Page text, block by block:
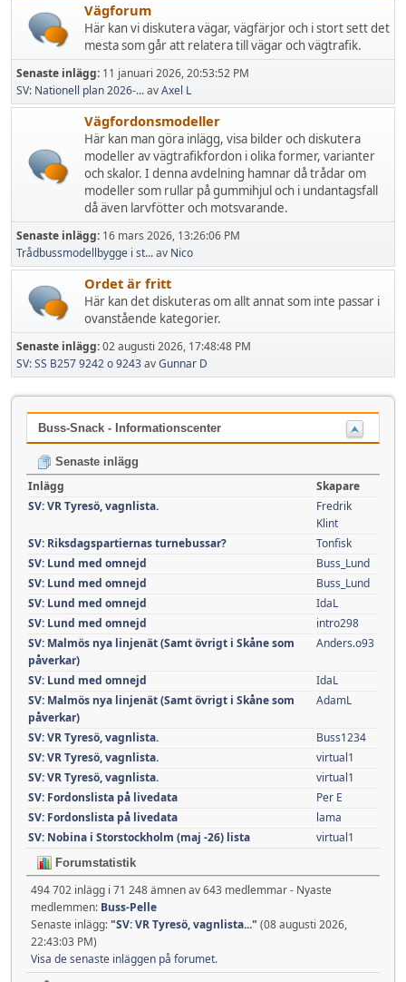
Vägforum
Här kan vi diskutera vägar, vägfärjor och i stort sett det
mesta som går att relatera till vägar och vägtrafik.
Senaste inlägg: 11 januari 2026, 20:53:52 PM
SV: Nationell plan 2026-...avAxel L
Vägfordonsmodeller
Här kan man göra inlägg, visa bilder och diskutera
modeller av vägtrafikfordon i olika former, varianter
och skalor. I denna avdelning hamnar då trådar om
modeller som rullar på gummihjul och i undantagsfall
då även larvfötter och motsvarande.
Senaste inlägg: 16 mars 2026, 13:26:06 PM
Trådbussmodellbygge i st...av Nico
Ordet är fritt
Här kan det diskuteras om allt annat som inte passar i
ovanstående kategorier.
Senaste inlägg:02 augusti 2026, 17:48:48 PM
SV: SS B257 9242 o 9243avGunnar D
Buss-Snack - Informationscenter
Senaste inlägg
Inlägg
Skapare
SV: VR Tyresö, vagnlista.
Fredrik
Klint
SV: Riksdagspartiernas turnebussar?
Tonfisk
SV: Lund med omnejd
Buss_Lund
SV: Lund med omnejd
Buss_Lund
SV: Lund med omnejd
IdaL
SV: Lund med omnejd
intro298
SV: Malmös nya linjenät (Samt övrigt i Skåne som
påverkar)
Anders.o93
SV: Lund med omnejd
IdaL
SV: Malmös nya linjenät (Samt övrigt i Skåne som
påverkar)
AdamL
SV: VR Tyresö, vagnlista.
Buss1234
SV: VR Tyresö, vagnlista.
virtual1
SV: VR Tyresö, vagnlista.
virtual1
SV: Fordonslista på livedata
Per E
SV: Fordonslista på livedata
lama
SV: Nobina i Storstockholm (maj -26) lista
virtual1
Forumstatistik
494 702 inlägg i 71 248 ämnen av 643 medlemmar - Nyaste
medlemmen: Buss-Pelle
Senaste inlägg:"SV: VR Tyresö, vagnlista..." (08 augusti 2026,
22:43:03 PM)
Visa de senaste inläggen på forumet.